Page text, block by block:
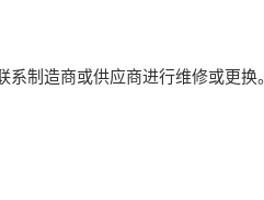
系制造商或供应商进行维修或更换